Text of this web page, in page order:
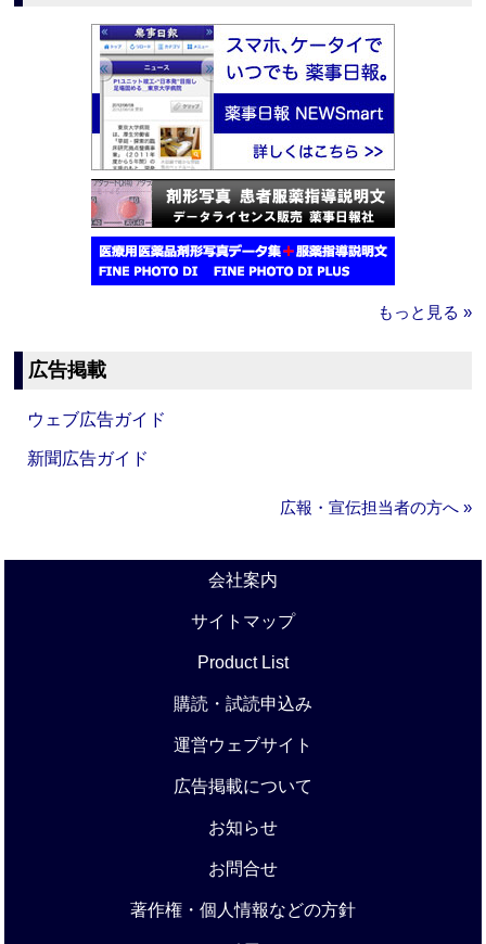
もっと見る »
広告掲載
ウェブ広告ガイド
新聞広告ガイド
広報・宣伝担当者の方へ »
会社案内
サイトマップ
Product List
購読・試読申込み
運営ウェブサイト
広告掲載について
お知らせ
お問合せ
著作権・個人情報などの方針